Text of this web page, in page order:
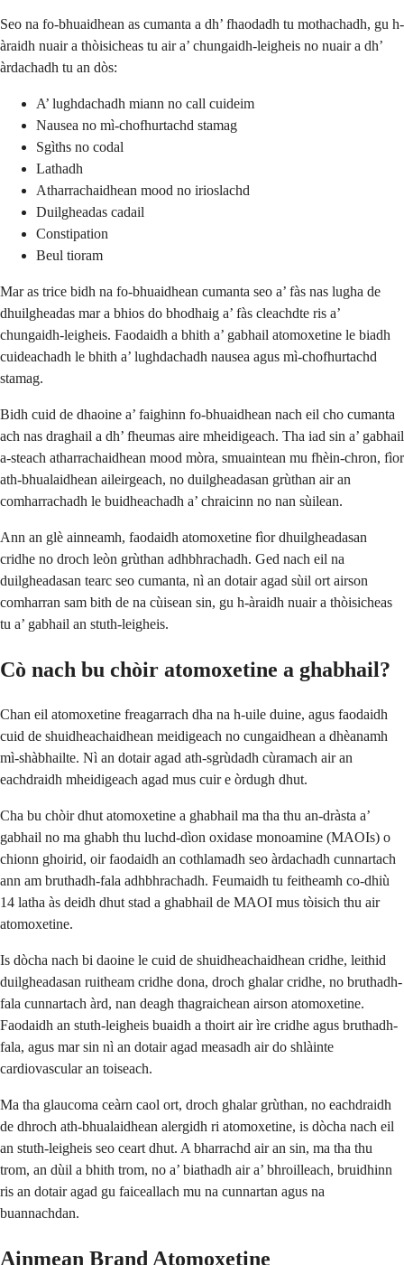
Seo na fo-bhuaidhean as cumanta a dh’ fhaodadh tu mothachadh, gu h-
àraidh nuair a thòisicheas tu air a’ chungaidh-leigheis no nuair a dh’
àrdachadh tu an dòs:
A’ lughdachadh miann no call cuideim
Nausea no mì-chofhurtachd stamag
Sgìths no codal
Lathadh
Atharrachaidhean mood no irioslachd
Duilgheadas cadail
Constipation
Beul tioram
Mar as trice bidh na fo-bhuaidhean cumanta seo a’ fàs nas lugha de
dhuilgheadas mar a bhios do bhodhaig a’ fàs cleachdte ris a’
chungaidh-leigheis. Faodaidh a bhith a’ gabhail atomoxetine le biadh
cuideachadh le bhith a’ lughdachadh nausea agus mì-chofhurtachd
stamag.
Bidh cuid de dhaoine a’ faighinn fo-bhuaidhean nach eil cho cumanta
ach nas draghail a dh’ fheumas aire mheidigeach. Tha iad sin a’ gabhail
a-steach atharrachaidhean mood mòra, smuaintean mu fhèin-chron, fìor
ath-bhualaidhean aileirgeach, no duilgheadasan grùthan air an
comharrachadh le buidheachadh a’ chraicinn no nan sùilean.
Ann an glè ainneamh, faodaidh atomoxetine fìor dhuilgheadasan
cridhe no droch leòn grùthan adhbhrachadh. Ged nach eil na
duilgheadasan tearc seo cumanta, nì an dotair agad sùil ort airson
comharran sam bith de na cùisean sin, gu h-àraidh nuair a thòisicheas
tu a’ gabhail an stuth-leigheis.
Cò nach bu chòir atomoxetine a ghabhail?
Chan eil atomoxetine freagarrach dha na h-uile duine, agus faodaidh
cuid de shuidheachaidhean meidigeach no cungaidhean a dhèanamh
mì-shàbhailte. Nì an dotair agad ath-sgrùdadh cùramach air an
eachdraidh mheidigeach agad mus cuir e òrdugh dhut.
Cha bu chòir dhut atomoxetine a ghabhail ma tha thu an-dràsta a’
gabhail no ma ghabh thu luchd-dìon oxidase monoamine (MAOIs) o
chionn ghoirid, oir faodaidh an cothlamadh seo àrdachadh cunnartach
ann am bruthadh-fala adhbhrachadh. Feumaidh tu feitheamh co-dhiù
14 latha às deidh dhut stad a ghabhail de MAOI mus tòisich thu air
atomoxetine.
Is dòcha nach bi daoine le cuid de shuidheachaidhean cridhe, leithid
duilgheadasan ruitheam cridhe dona, droch ghalar cridhe, no bruthadh-
fala cunnartach àrd, nan deagh thagraichean airson atomoxetine.
Faodaidh an stuth-leigheis buaidh a thoirt air ìre cridhe agus bruthadh-
fala, agus mar sin nì an dotair agad measadh air do shlàinte
cardiovascular an toiseach.
Ma tha glaucoma ceàrn caol ort, droch ghalar grùthan, no eachdraidh
de dhroch ath-bhualaidhean alergidh ri atomoxetine, is dòcha nach eil
an stuth-leigheis seo ceart dhut. A bharrachd air an sin, ma tha thu
trom, an dùil a bhith trom, no a’ biathadh air a’ bhroilleach, bruidhinn
ris an dotair agad gu faiceallach mu na cunnartan agus na
buannachdan.
Ainmean Brand Atomoxetine